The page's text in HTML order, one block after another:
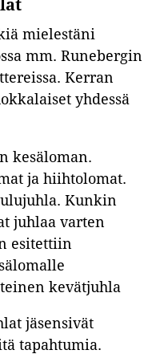
mielestäni
mm. Runebergin
Kerran
yhdessä
kesäloman.
ja hiihtolomat.
Kunkin
juhlaa varten
esitettiin
kevätjuhla
jäsensivät
tapahtumia.